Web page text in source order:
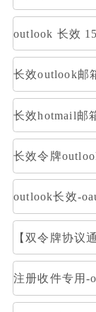
outlook 长效
长效outlook邮
长效hotmail邮
长效令牌
outlook长效-
【双令牌协议
注册收件专用-